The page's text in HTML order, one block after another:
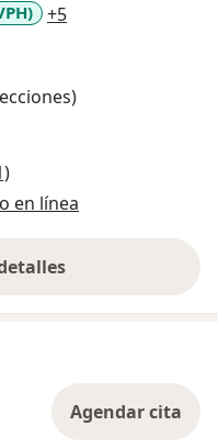
+5
en línea
la experiencia
Agendar cita